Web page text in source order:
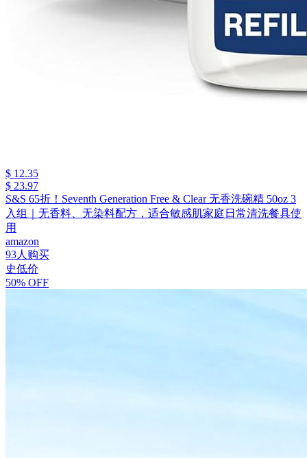
$ 12.35
$ 23.97
S&S 65折！Seventh Generation Free & Clear 无香洗碗精 50oz 3
入组｜无香料、无染料配方，适合敏感肌家庭日常清洗餐具使
用
amazon
93人购买
史低价
50% OFF